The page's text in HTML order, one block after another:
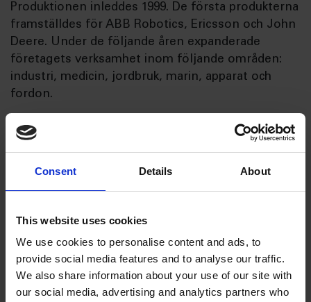
Consent Details About
This website uses cookies
We use cookies to personalise content and ads, to
provide social media features and to analyse our traffic.
We also share information about your use of our site with
our social media, advertising and analytics partners who
Produktionen inleddes 1999. De första produkterna
framställdes för ABB Robotics, Ericsson och John
Deere. Under de följande åren expanderade
företagets verksamhet inom följande områden:
industri, medicin, jordbruk, marin, apparat och
fordon.
Bolaget ligger i Linowiec, Starogard Gdanski i
norra Polen and
tillgång till de viktigaste vägarna. Bolaget har
välutbildad personal, och är självförsörjande och
produktionsprocesser .
AQ Wiring systems STGs styrkor